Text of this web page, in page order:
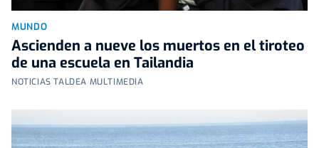
MUNDO
Ascienden a nueve los muertos en el tiroteo
de una escuela en Tailandia
NOTICIAS TALDEA MULTIMEDIA